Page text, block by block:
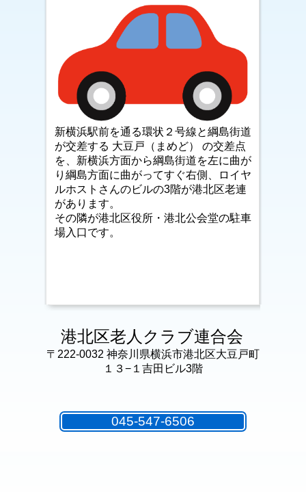
新横浜駅前を通る環状２号線と綱島街道
が交差する 大豆戸（まめど） の交差点
を、新横浜方面から綱島街道を左に曲が
り綱島方面に曲がってすぐ右側、ロイヤ
ルホストさんのビルの3階が港北区老連
があります。
その隣が港北区役所・港北公会堂の駐車
場入口です。
港北区老人クラブ連合会
〒222-0032 神奈川県横浜市港北区大豆戸町
１３−１吉田ビル3階
045-547-6506